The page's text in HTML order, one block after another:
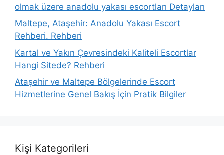
olmak üzere anadolu yakası escortları Detayları
Maltepe, Ataşehir: Anadolu Yakası Escort
Rehberi. Rehberi
Kartal ve Yakın Çevresindeki Kaliteli Escortlar
Hangi Sitede? Rehberi
Ataşehir ve Maltepe Bölgelerinde Escort
Hizmetlerine Genel Bakış İçin Pratik Bilgiler
Kişi Kategorileri